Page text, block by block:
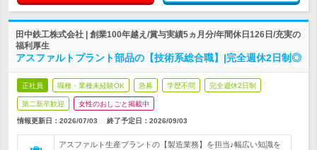
田中鉄工株式会社 | 創業100年越え/賞与実績5ヵ月分/年間休日126日/充実の
福利厚生
アスファルトプラント部品の【技術系総合職】|完全週休2日制◎
正社員 職種・業種未経験OK 急募 学歴不問 完全週休2日制
第二新卒歓迎 女性のおしごと掲載中
情報更新日：2026/07/03 終了予定日： 2026/09/03
アスファルト生産プラントの【製造業務】を担当♪幅広い知識を